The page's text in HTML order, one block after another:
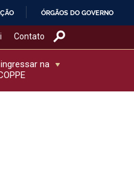
ÓRGÃOS DO GOVERNO
Contato
na